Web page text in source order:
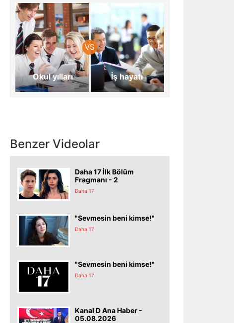
Okul yılları İş hayatı
Benzer Videolar
Daha 17 İlk Bölüm
Fragmanı - 2
Daha 17
"Sevmesin beni kimse!"
Daha 17
"Sevmesin beni kimse!"
Daha 17
Kanal D Ana Haber -
05.08.2026